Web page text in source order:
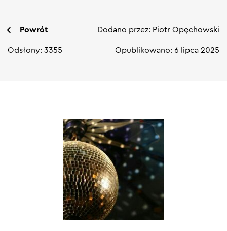
Powrót Dodano przez: Piotr Opęchowski
Odsłony: 3355 Opublikowano: 6 lipca 2025